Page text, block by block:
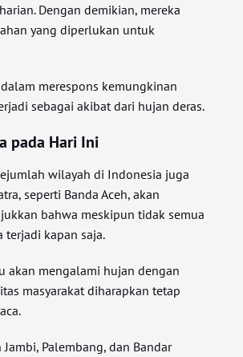
Dengan demikian, mereka
yang diperlukan untuk
merespons kemungkinan
sebagai akibat dari hujan deras.
pada Hari Ini
wilayah di Indonesia juga
seperti Banda Aceh, akan
bahwa meskipun tidak semua
terjadi kapan saja.
akan mengalami hujan dengan
masyarakat diharapkan tetap
Palembang, dan Bandar